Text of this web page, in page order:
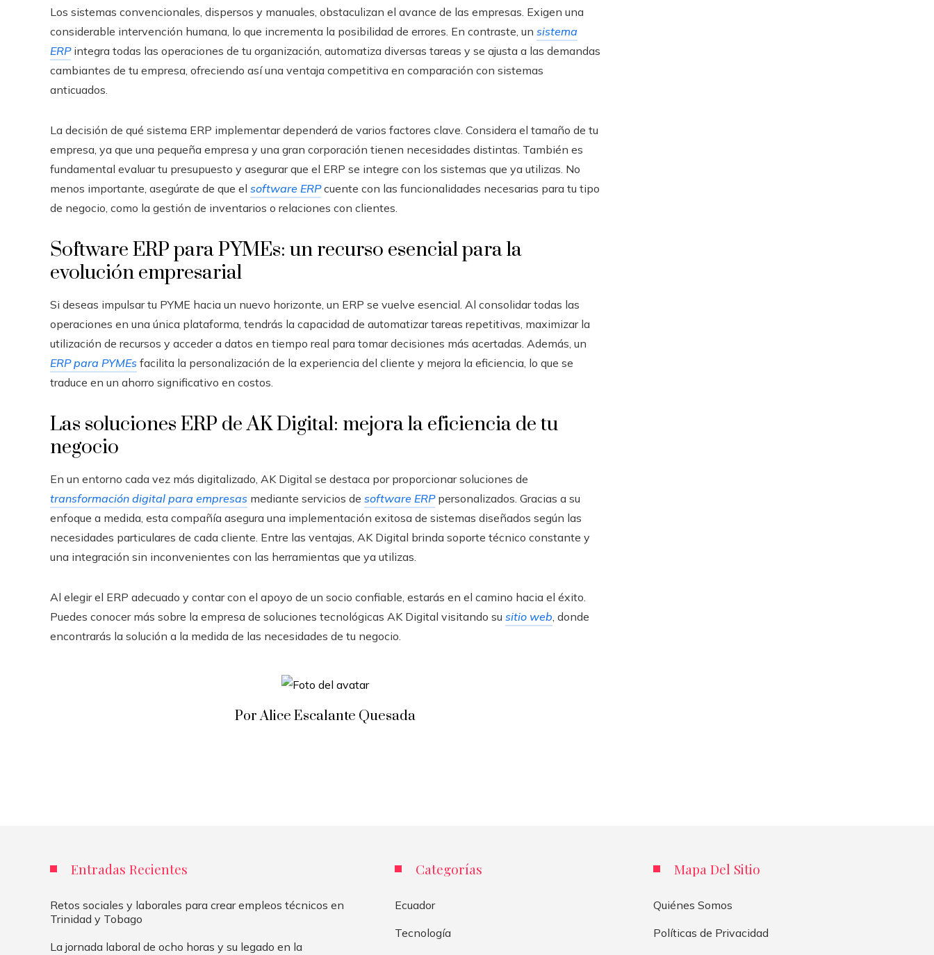
Los sistemas convencionales, dispersos y manuales, obstaculizan el avance de las empresas. Exigen una
considerable intervención humana, lo que incrementa la posibilidad de errores. En contraste, un sistema
ERPintegra todas las operaciones de tu organización, automatiza diversas tareas y se ajusta a las demandas
cambiantes de tu empresa, ofreciendo así una ventaja competitiva en comparación con sistemas
anticuados.
La decisión de qué sistema ERP implementar dependerá de varios factores clave. Considera el tamaño de tu
empresa, ya que una pequeña empresa y una gran corporación tienen necesidades distintas. También es
fundamental evaluar tu presupuesto y asegurar que el ERP se integre con los sistemas que ya utilizas. No
menos importante, asegúrate de que el software ERPcuente con las funcionalidades necesarias para tu tipo
de negocio, como la gestión de inventarios o relaciones con clientes.
Software ERP para PYMEs: un recurso esencial para la
evolución empresarial
Si deseas impulsar tu PYME hacia un nuevo horizonte, un ERP se vuelve esencial. Al consolidar todas las
operaciones en una única plataforma, tendrás la capacidad de automatizar tareas repetitivas, maximizar la
utilización de recursos y acceder a datos en tiempo real para tomar decisiones más acertadas. Además, un
ERP para PYMEs facilita la personalización de la experiencia del cliente y mejora la eficiencia, lo que se
traduce en un ahorro significativo en costos.
Las soluciones ERP de AK Digital: mejora la eficiencia de tu
negocio
En un entorno cada vez más digitalizado, AK Digital se destaca por proporcionar soluciones de
transformación digital para empresas mediante servicios de software ERPpersonalizados. Gracias a su
enfoque a medida, esta compañía asegura una implementación exitosa de sistemas diseñados según las
necesidades particulares de cada cliente. Entre las ventajas, AK Digital brinda soporte técnico constante y
una integración sin inconvenientes con las herramientas que ya utilizas.
Al elegir el ERP adecuado y contar con el apoyo de un socio confiable, estarás en el camino hacia el éxito.
Puedes conocer más sobre la empresa de soluciones tecnológicas AK Digital visitando su sitio web, donde
encontrarás la solución a la medida de las necesidades de tu negocio.
Por Alice Escalante Quesada
Entradas Recientes
Retos sociales y laborales para crear empleos técnicos en
Trinidad y Tobago
La jornada laboral de ocho horas y su legado en la
Categorías
Ecuador
Tecnología
Mapa Del Sitio
Quiénes Somos
Políticas de Privacidad